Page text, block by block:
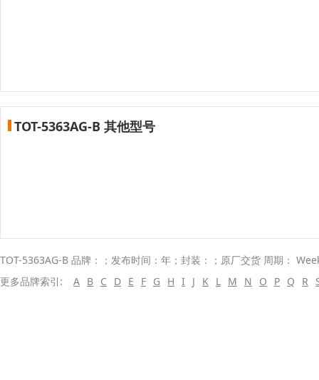
TOT-5363AG-B 其他型号
TOT-5363AG-B 品牌：；发布时间：年；封装：；原厂交货 周期：
更多品牌索引:
A B C D E F G H I J K L M N O P Q R